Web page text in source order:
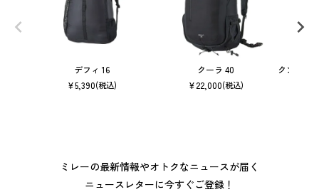
デフィ 16
¥5,390(税込)
クーラ 40
¥22,000(税込)
クンブ マ
ミレーの最新情報やオトクなニュースが届く
ニュースレターに今すぐご登録！